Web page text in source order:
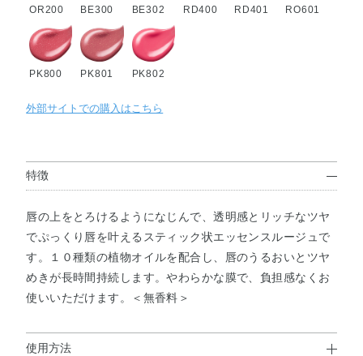
OR200 BE300 BE302 RD400 RD401 RO601
PK800 PK801 PK802
外部サイトでの購入はこちら
特徴
唇の上をとろけるようになじんで、透明感とリッチなツヤ
でぷっくり唇を叶えるスティック状エッセンスルージュで
す。１０種類の植物オイルを配合し、唇のうるおいとツヤ
めきが長時間持続します。やわらかな膜で、負担感なくお
使いいただけます。＜無香料＞
使用方法